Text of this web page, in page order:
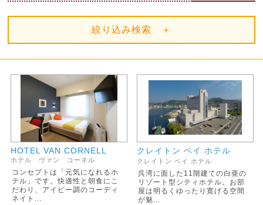
絞り込み検索 ＋
HOTEL VAN CORNELL
ホテル ヴァン コーネル
コンセプトは「元気になれるホ
テル」です。快適性と朝食にこ
だわり、アイビー調のコーディ
ネイト...
クレイトン ベイ ホテル
クレイトン ベイ ホテル
呉湾に面した11階建ての白亜の
リゾート型シティホテル。お部
屋は明るくゆったり寛げる空間
が魅...